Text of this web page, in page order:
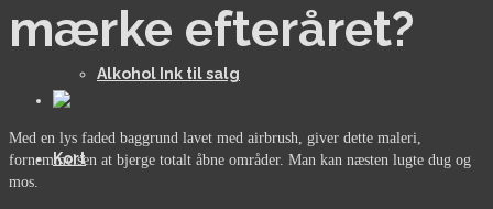
Alkohol Ink til salg
Kort
mærke efteråret?
Med en lys faded baggrund lavet med airbrush, giver dette maleri,
fornemmelsen at bjerge totalt åbne områder. Man kan næsten lugte dug og
mos.